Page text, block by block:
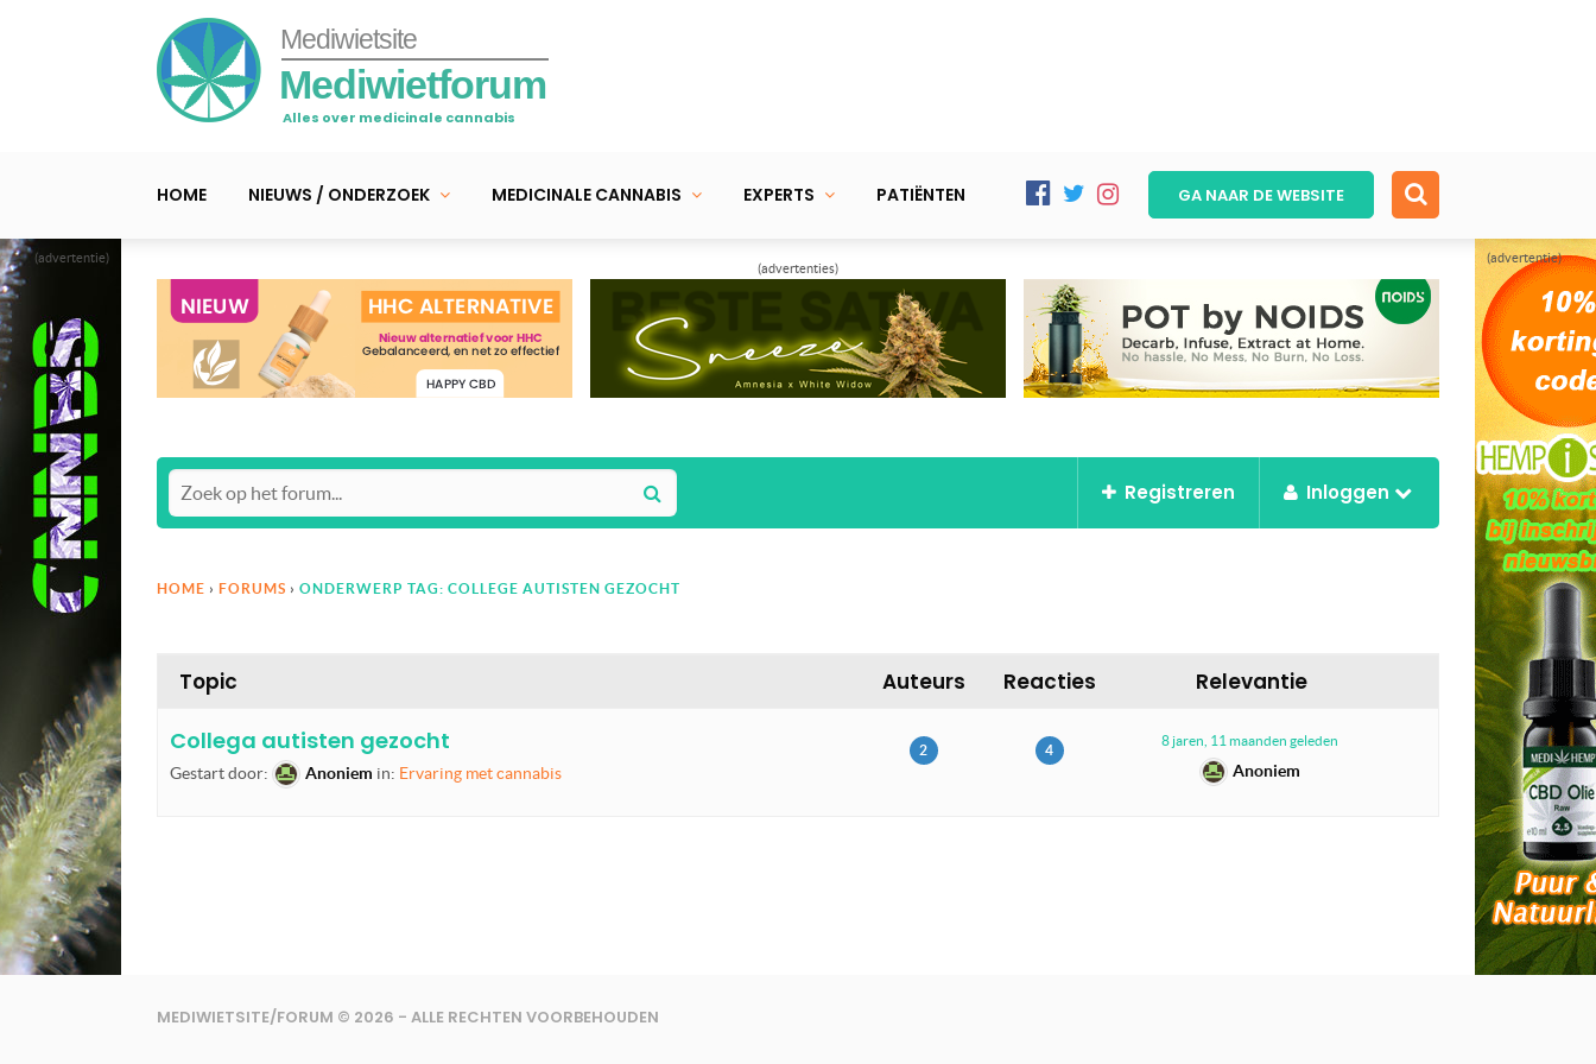
(advertentie) (advertentie)
Mediwietsite
Mediwietforum
Alles over medicinale cannabis
HOME NIEUWS / ONDERZOEK MEDICINALE CANNABIS EXPERTS PATIËNTEN GA NAAR DEWEBSITE
(advertenties)
Registreren Inloggen
HOME › FORUMS › ONDERWERP TAG: COLLEGE AUTISTEN GEZOCHT
Topic Auteurs Reacties Relevantie
Collega autisten gezocht
Gestart door: Anoniem in: Ervaring met cannabis
2 4
8 jaren, 11 maanden geleden
Anoniem
MEDIWIETSITE/FORUM © 2026 - ALLE RECHTEN VOORBEHOUDEN